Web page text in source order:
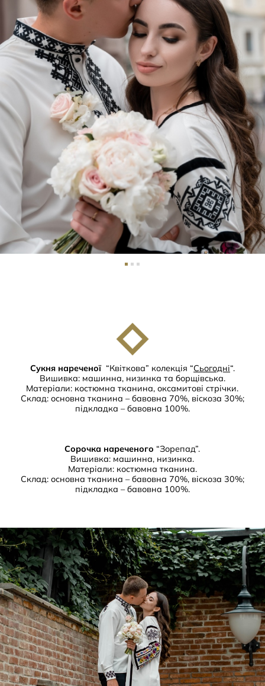
Сукня нареченої “Квіткова” колекція “Сьогодні“.
Вишивка: машинна, низинка та борщівська.
Матеріали: костюмна тканина, оксамитові стрічки.
Склад: основна тканина – бавовна 70%, віскоза 30%;
підкладка – бавовна 100%.
Сорочка нареченого “Зорепад”.
Вишивка: машинна, низинка.
Матеріали: костюмна тканина.
Склад: основна тканина – бавовна 70%, віскоза 30%;
підкладка – бавовна 100%.